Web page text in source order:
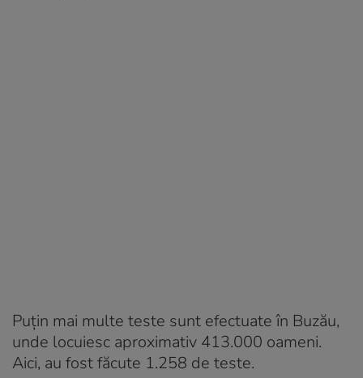
Puțin mai multe teste sunt efectuate în Buzău,
unde locuiesc aproximativ 413.000 oameni.
Aici, au fost făcute 1.258 de teste.